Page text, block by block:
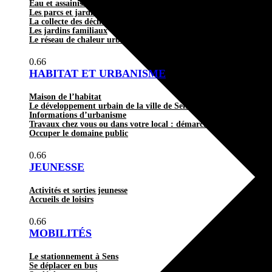
Eau et assainissement
Les parcs et jardins de la ville
La collecte des déchets
Les jardins familiaux
Le réseau de chaleur urbain
HABITAT ET URBANISME
Maison de l’habitat
Le développement urbain de la ville de Sens
Informations d’urbanisme
Travaux chez vous ou dans votre local : démarches et
Occuper le domaine public
JEUNESSE
Activités et sorties jeunesse
Accueils de loisirs
MOBILITÉS
Le stationnement à Sens
Se déplacer en bus